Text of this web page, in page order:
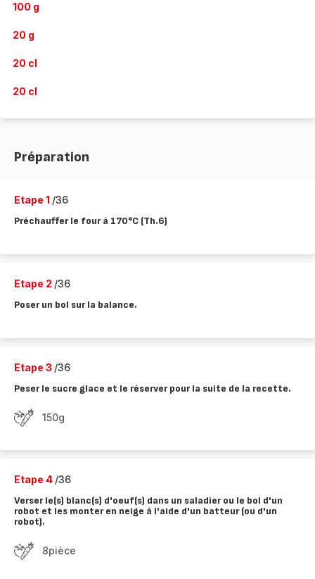
100 g
20 g
20 cl
20 cl
Préparation
Etape 1 /36
Préchauffer le four à 170°C (Th.6)
Etape 2 /36
Poser un bol sur la balance.
Etape 3 /36
Peser le sucre glace et le réserver pour la suite de la recette.
150g
Etape 4 /36
Verser le(s) blanc(s) d'oeuf(s) dans un saladier ou le bol d'un
robot et les monter en neige à l'aide d'un batteur (ou d'un
robot).
8pièce